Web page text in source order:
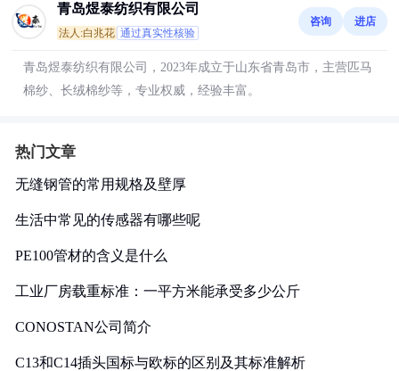
青岛煜泰纺织有限公司
法人:白兆花 通过真实性核验
咨询 进店
青岛煜泰纺织有限公司，2023年成立于山东省青岛市，主营匹马
棉纱、长绒棉纱等，专业权威，经验丰富。
热门文章
无缝钢管的常用规格及壁厚
生活中常见的传感器有哪些呢
PE100管材的含义是什么
工业厂房载重标准：一平方米能承受多少公斤
CONOSTAN公司简介
C13和C14插头国标与欧标的区别及其标准解析